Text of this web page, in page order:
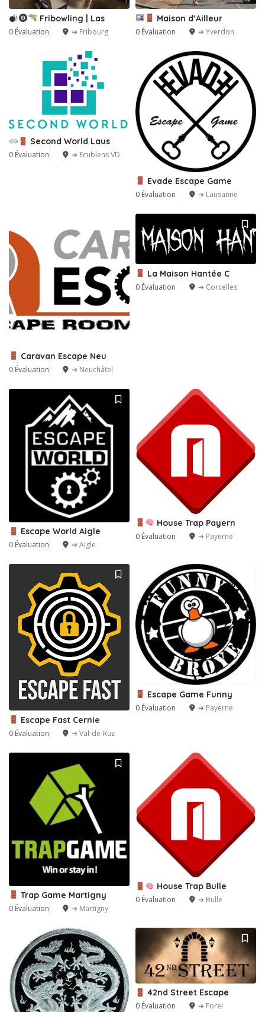
Fribowling | Las
0 Évaluation ➔ Fribourg
Maison d’Ailleur
0 Évaluation ➔ Yverdon
Second World Laus
0 Évaluation ➔ Ecublens VD
Evade Escape Game
0 Évaluation ➔ Lausanne
Caravan Escape Neu
0 Évaluation ➔ Neuchâtel
La Maison Hantée C
0 Évaluation ➔ Corcelles
Escape World Aigle
0 Évaluation ➔ Aigle
House Trap Payern
0 Évaluation ➔ Payerne
Escape Fast Cernie
0 Évaluation ➔ Val-de-Ruz
Escape Game Funny
0 Évaluation ➔ Payerne
Trap Game Martigny
0 Évaluation ➔ Martigny
House Trap Bulle
0 Évaluation ➔ Bulle
42nd Street Escape
0 Évaluation ➔ Forel